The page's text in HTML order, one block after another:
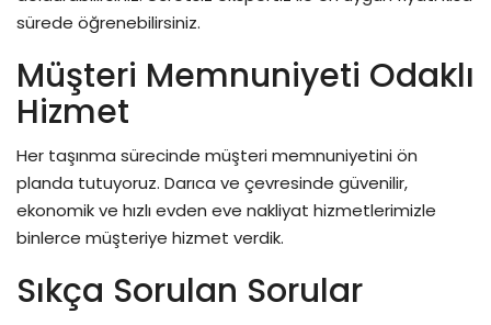
sürede öğrenebilirsiniz.
Müşteri Memnuniyeti Odaklı
Hizmet
Her taşınma sürecinde müşteri memnuniyetini ön
planda tutuyoruz. Darıca ve çevresinde güvenilir,
ekonomik ve hızlı evden eve nakliyat hizmetlerimizle
binlerce müşteriye hizmet verdik.
Sıkça Sorulan Sorular